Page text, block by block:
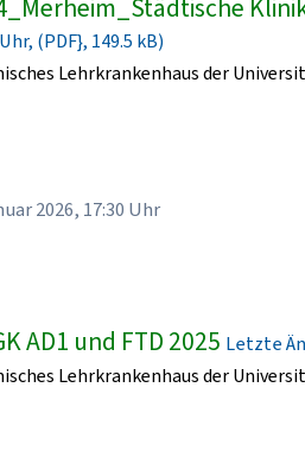
(PDF}, 149.5 kB)
Lehrkrankenhaus der
2026, 17:30 Uhr
AD1 und FTD 2025 Letzte
Lehrkrankenhaus der